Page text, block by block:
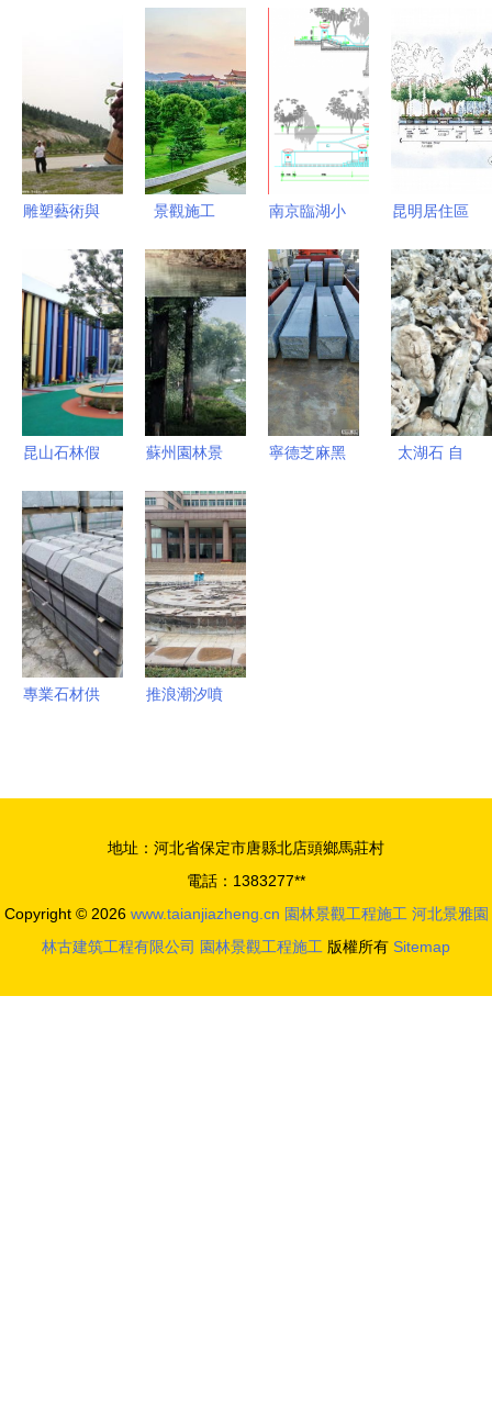
雕塑藝術與
完美交融
走進同澤景
園
景觀施工
園林工程
景觀工程
筑龍園林景
觀論壇
南京臨湖小
工程全套施
工圖解析
假山設計的
藝術與技法
昆明居住區
工圖 打造
園林景觀的
實踐指南
昆山石林假
國風景園林
工程評選中
的匠心之作
蘇州園林景
裝設計圖紙
資源詳解
寧德芝麻黑
太湖石 自
專業石材供
推浪潮汐噴
用
地址：河北省保定市唐縣北店頭鄉馬莊村
電話：1383277**
Copyright © 2026 www.taianjiazheng.cn 園林景觀工程施工 河北景雅園
林古建筑工程有限公司 園林景觀工程施工 版權所有 Sitemap